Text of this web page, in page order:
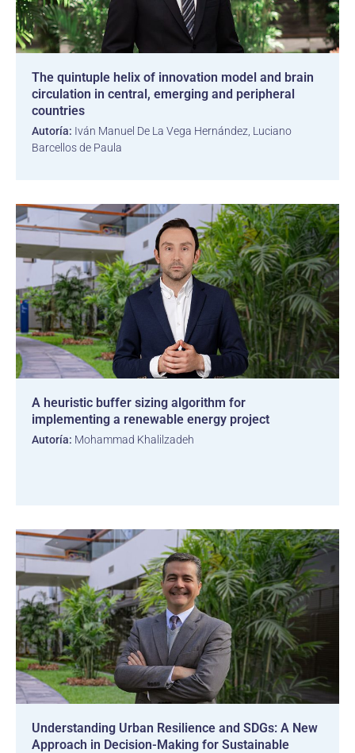
The quintuple helix of innovation model and brain
circulation in central, emerging and peripheral
countries
Autoría: Iván Manuel De La Vega Hernández, Luciano
Barcellos de Paula
A heuristic buffer sizing algorithm for
implementing a renewable energy project
Autoría: Mohammad Khalilzadeh
Understanding Urban Resilience and SDGs: A New
Approach in Decision-Making for Sustainable